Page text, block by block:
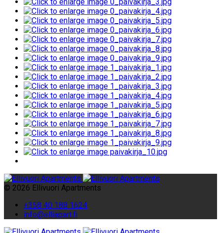
© 2026 Ellivuori Apartments
+358 40 188 1624
info@elliapart.fi